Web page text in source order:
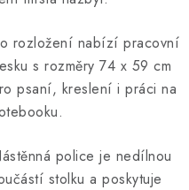
rozložení nabízí pracovní
s rozměry 74 x 59 cm
psaní, kreslení i práci na
police je nedílnou
stolku a poskytuje